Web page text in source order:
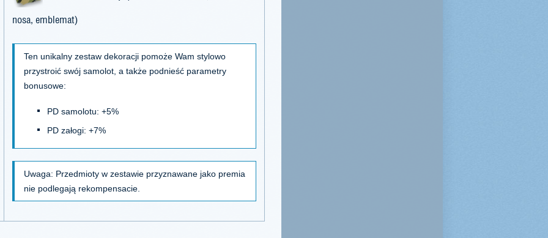
nosa, emblemat)
Ten unikalny zestaw dekoracji pomoże Wam stylowo
przystroić swój samolot, a także podnieść parametry
bonusowe:
PD samolotu: +5%
PD załogi: +7%
Uwaga: Przedmioty w zestawie przyznawane jako premia
nie podlegają rekompensacie.